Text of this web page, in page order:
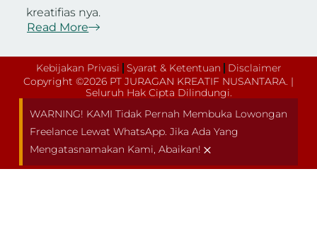
kreatifias nya.
Read More
Kebijakan Privasi Syarat & Ketentuan
Disclaimer
Copyright ©2026 PT JURAGAN KREATIF NUSANTARA. |
Seluruh Hak Cipta Dilindungi.
WARNING! KAMI Tidak Pernah Membuka Lowongan
Freelance Lewat WhatsApp. Jika Ada Yang
Mengatasnamakan Kami, Abaikan! ×